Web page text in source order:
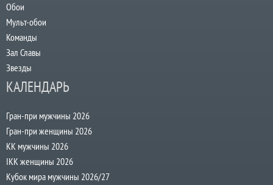
Обои
Мульт-обои
Команды
Зал Славы
Звезды
КАЛЕНДАРЬ
Гран-при мужчины 2026
Гран-при женщины 2026
КК мужчины 2026
IKK женщины 2026
Кубок мира мужчины 2026/27